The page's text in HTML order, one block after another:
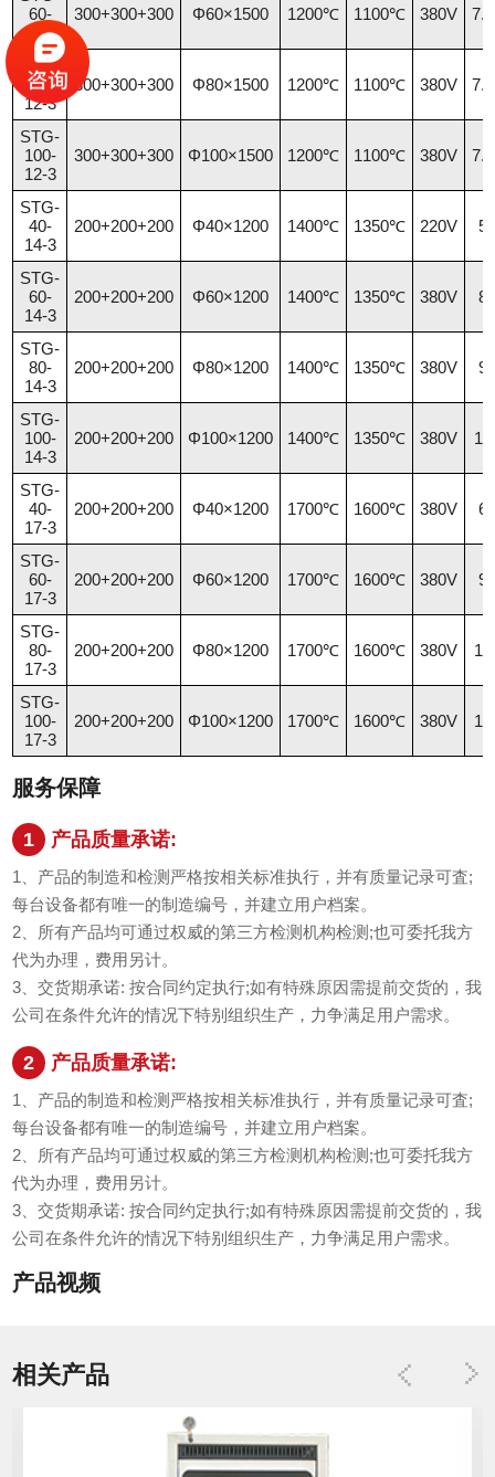
60-
12-3
300+300+300 Φ60×1500 1200℃ 1100℃ 380V
STG-
80-
12-3
300+300+300 Φ80×1500 1200℃ 1100℃ 380V
STG-
100-
12-3
300+300+300 Φ100×1500 1200℃ 1100℃ 380V
STG-
40-
14-3
200+200+200 Φ40×1200 1400℃ 1350℃ 220V
STG-
60-
14-3
200+200+200 Φ60×1200 1400℃ 1350℃ 380V
STG-
80-
14-3
200+200+200 Φ80×1200 1400℃ 1350℃ 380V
STG-
100-
14-3
200+200+200 Φ100×1200 1400℃ 1350℃ 380V
STG-
40-
17-3
200+200+200 Φ40×1200 1700℃ 1600℃ 380V
STG-
60-
17-3
200+200+200 Φ60×1200 1700℃ 1600℃ 380V
STG-
80-
17-3
200+200+200 Φ80×1200 1700℃ 1600℃ 380V
STG-
100-
17-3
200+200+200 Φ100×1200 1700℃ 1600℃ 380V
服务保障
1 产品质量承诺:
1、产品的制造和检测严格按相关标准执行，并有质量记录可査;
每台设备都有唯一的制造编号，并建立用户档案。
2、所有产品均可通过权威的第三方检测机构检测;也可委托我方
代为办理，费用另计。
3、交货期承诺: 按合同约定执行;如有特殊原因需提前交货的，我
公司在条件允许的情况下特别组织生产，力争满足用户需求。
2 产品质量承诺:
1、产品的制造和检测严格按相关标准执行，并有质量记录可査;
每台设备都有唯一的制造编号，并建立用户档案。
2、所有产品均可通过权威的第三方检测机构检测;也可委托我方
代为办理，费用另计。
3、交货期承诺: 按合同约定执行;如有特殊原因需提前交货的，我
公司在条件允许的情况下特别组织生产，力争满足用户需求。
产品视频
相关产品